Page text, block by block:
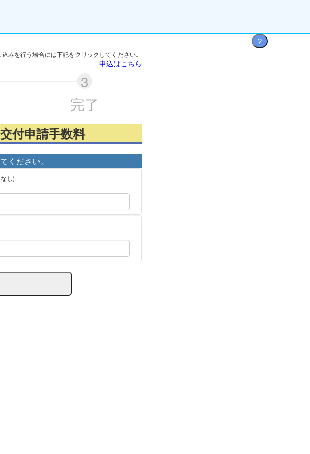
みを行う場合には下記をクリックしてください。
申込はこちら
完了
付申請手数料
ください。
し)